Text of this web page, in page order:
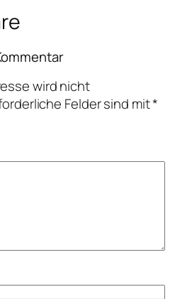
wird nicht
Felder sind mit*